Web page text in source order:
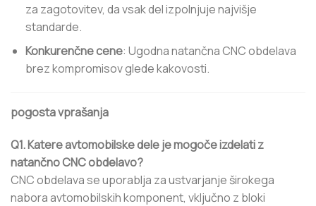
za zagotovitev, da vsak del izpolnjuje najvišje
standarde.
Konkurenčne cene: Ugodna natančna CNC obdelava
brez kompromisov glede kakovosti.
pogosta vprašanja
Q1. Katere avtomobilske dele je mogoče izdelati z
natančno CNC obdelavo?
CNC obdelava se uporablja za ustvarjanje širokega
nabora avtomobilskih komponent, vključno z bloki